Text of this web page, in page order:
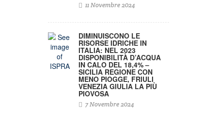
11 Novembre 2024
DIMINUISCONO LE
RISORSE IDRICHE IN
ITALIA: NEL 2023
DISPONIBILITÀ D’ACQUA
IN CALO DEL 18,4% –
SICILIA REGIONE CON
MENO PIOGGE, FRIULI
VENEZIA GIULIA LA PIÙ
PIOVOSA
7 Novembre 2024